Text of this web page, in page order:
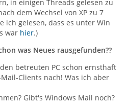
in einigen Threads gelesen zu
dem Wechsel von XP zu 7
ich gelesen, dass es unter Win
war hier.)
was Neues rausgefunden??
betreuten PC schon ernsthaft
Clients nach! Was ich aber
Gibt's Windows Mail noch?